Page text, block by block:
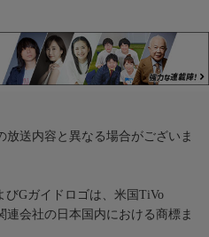
送内容と異なる場合がございま
びGガイドロゴは、米国TiVo
連会社の日本国内における商標ま